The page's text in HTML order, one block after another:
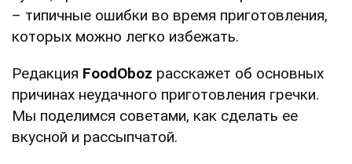
– типичные ошибки во время приготовления,
которых можно легко избежать.
Редакция FoodOboz расскажет об основных
причинах неудачного приготовления гречки.
Мы поделимся советами, как сделать ее
вкусной и рассыпчатой.